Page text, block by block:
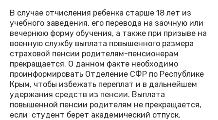
В случае отчисления ребенка старше 18 лет из
учебного заведения, его перевода на заочную или
вечернюю форму обучения, а также при призыве на
военную службу выплата повышенного размера
страховой пенсии родителям-пенсионерам
прекращается. О данном факте необходимо
проинформировать Отделение СФР по Республике
Крым, чтобы избежать переплат и в дальнейшем
удержания средств из пенсии. Выплата
повышенной пенсии родителям не прекращается,
если студент берет академический отпуск.